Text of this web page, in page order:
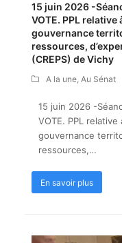
15 juin 2026 -
VOTE. PPL relative
gouvernance
ressources,
(CREPS) de Vichy
A la une, Au Sénat
15 juin 2026 -
VOTE. PPL relative
gouvernance
ressources,…
En savoir plus